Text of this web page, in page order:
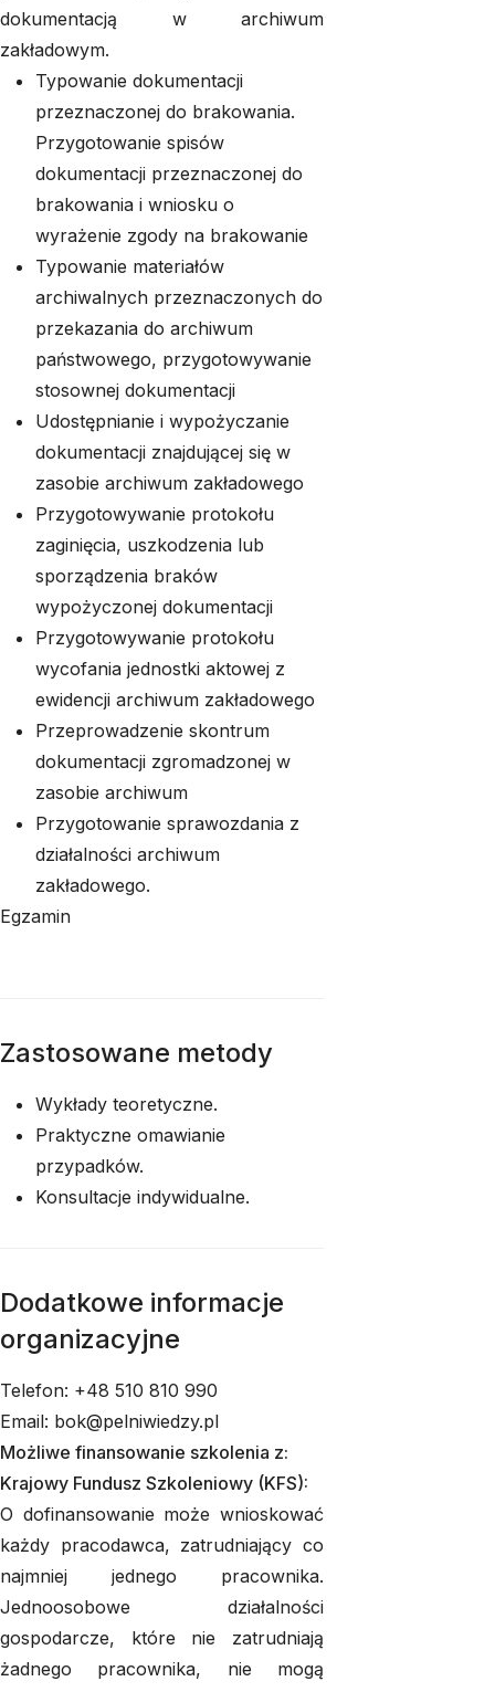
dokumentacją w archiwum
zakładowym.
Typowanie dokumentacji
przeznaczonej do brakowania.
Przygotowanie spisów
dokumentacji przeznaczonej do
brakowania i wniosku o
wyrażenie zgody na brakowanie
Typowanie materiałów
archiwalnych przeznaczonych do
przekazania do archiwum
państwowego, przygotowywanie
stosownej dokumentacji
Udostępnianie i wypożyczanie
dokumentacji znajdującej się w
zasobie archiwum zakładowego
Przygotowywanie protokołu
zaginięcia, uszkodzenia lub
sporządzenia braków
wypożyczonej dokumentacji
Przygotowywanie protokołu
wycofania jednostki aktowej z
ewidencji archiwum zakładowego
Przeprowadzenie skontrum
dokumentacji zgromadzonej w
zasobie archiwum
Przygotowanie sprawozdania z
działalności archiwum
zakładowego.
Egzamin
Zastosowane metody
Wykłady teoretyczne.
Praktyczne omawianie
przypadków.
Konsultacje indywidualne.
Dodatkowe informacje
organizacyjne
Telefon: +48 510 810 990
Email: bok@pelniwiedzy.pl
Możliwe finansowanie szkolenia z:
Krajowy Fundusz Szkoleniowy (KFS):
O dofinansowanie może wnioskować
każdy pracodawca, zatrudniający co
najmniej jednego pracownika.
Jednoosobowe działalności
gospodarcze, które nie zatrudniają
żadnego pracownika, nie mogą